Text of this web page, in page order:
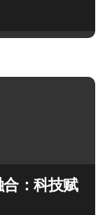
：科技赋